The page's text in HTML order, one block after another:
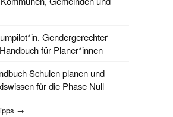
Gendergerechter
für Planer*innen
Schulen planen und
für die Phase Null
→